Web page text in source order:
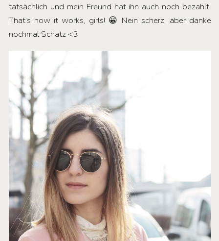
tatsächlich und mein Freund hat ihn auch noch bezahlt.
That’s how it works, girls! 😀 Nein scherz, aber danke
nochmal Schatz <3